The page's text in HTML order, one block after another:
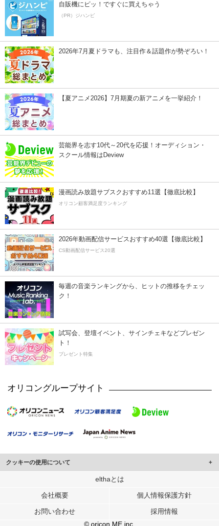
自販機にピッ！ですぐに買えちゃう
（PR）ジハンピ
2026年7月夏ドラマも、注目作＆話題作が勢ぞろい！
【夏アニメ2026】7月期夏の新アニメを一挙紹介！
芸能界を志す10代～20代を応援！オーディション・
スクール情報はDeview
漫画読み放題サブスクおすすめ11選【徹底比較】
オリコン顧客満足度ランキング
2026年動画配信サービスおすすめ40選【徹底比較】
CS動画配信サービス20選
毎週の音楽ランキングから、ヒットの推移をチェッ
ク！
試写会、登壇イベント、サインチェキなどプレゼン
ト！
プレゼント特集
オリコングループサイト
クッキーの使用について
このサイトでは Cookie を使用して、ユーザーに合わせたコンテンツや広告の
行っています。
メディアや広告配信、データ解析の各パートナーに提供しています。
各パートナーは、この情報とユーザーが各パートナーに提供した他の情報や、
elthaとは
会社概要 個人情報保護方針
お問い合わせ
採用情報
© oricon ME inc.